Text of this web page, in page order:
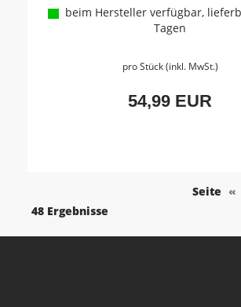
beim Hersteller verfügbar,
Tagen
pro Stück (inkl. MwSt.)
54,99 EUR
Seite «
48 Ergebnisse